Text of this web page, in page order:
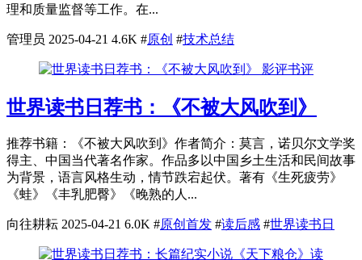
理和质量监督等工作。在...
管理员 2025-04-21 4.6K #原创 #技术总结
影评书评
世界读书日荐书：《不被大风吹到》
推荐书籍：《不被大风吹到》作者简介：莫言，诺贝尔文学奖
得主、中国当代著名作家。作品多以中国乡土生活和民间故事
为背景，语言风格生动，情节跌宕起伏。著有《生死疲劳》
《蛙》《丰乳肥臀》《晚熟的人...
向往耕耘 2025-04-21 6.0K #原创首发 #读后感 #世界读书日